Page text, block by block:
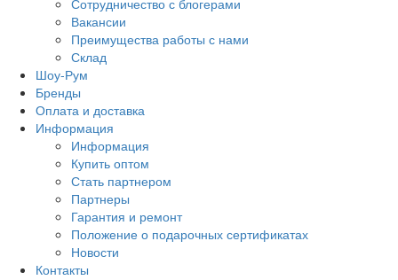
Сотрудничество с блогерами
Вакансии
Преимущества работы с нами
Склад
Шоу-Рум
Бренды
Оплата и доставка
Информация
Информация
Купить оптом
Стать партнером
Партнеры
Гарантия и ремонт
Положение о подарочных сертификатах
Новости
Контакты